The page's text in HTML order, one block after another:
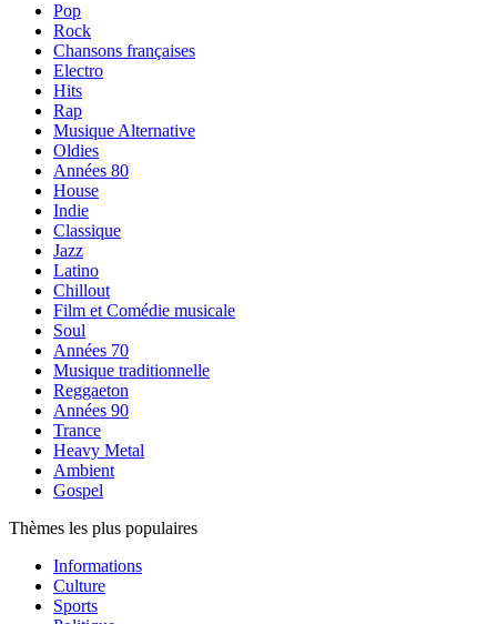
Pop
Rock
Chansons françaises
Electro
Hits
Rap
Musique Alternative
Oldies
Années 80
House
Indie
Classique
Jazz
Latino
Chillout
Film et Comédie musicale
Soul
Années 70
Musique traditionnelle
Reggaeton
Années 90
Trance
Heavy Metal
Ambient
Gospel
Thèmes les plus populaires
Informations
Culture
Sports